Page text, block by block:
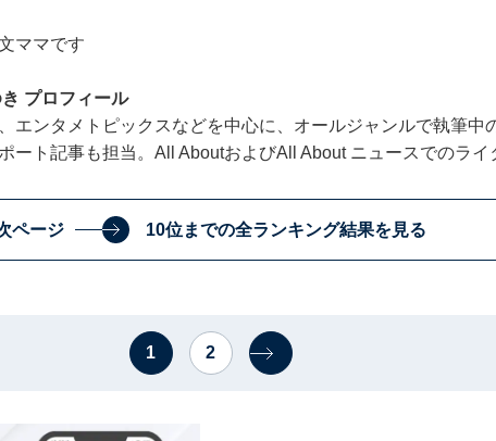
ママです
プロフィール
エンタメトピックスなどを中心に、オールジャンルで執筆中
ート記事も担当。All AboutおよびAll About ニュースでのライ
ページ 10位までの全ランキング結果を見る
1 2